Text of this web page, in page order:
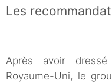
Les
Après avoir
Royaume-Uni, le